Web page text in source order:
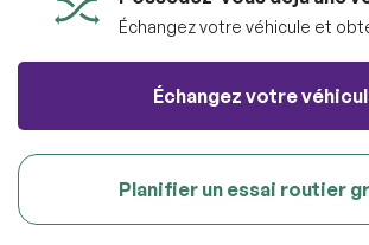
Échangez votre véhicule et
Échangez votre
Planifier un essai routier